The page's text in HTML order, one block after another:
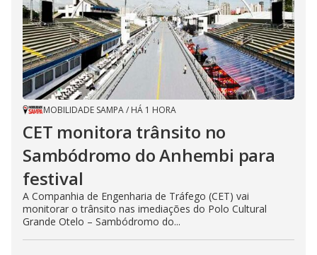
MOBILIDADE SAMPA/ HÁ 1 HORA
CET monitora trânsito no
Sambódromo do Anhembi para
festival
A Companhia de Engenharia de Tráfego (CET) vai
monitorar o trânsito nas imediações do Polo Cultural
Grande Otelo – Sambódromo do...